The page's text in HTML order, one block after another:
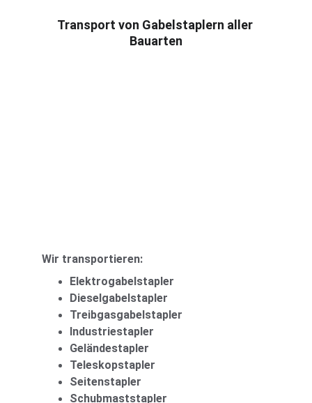
Transport von Gabelstaplern aller
Bauarten
Wir transportieren:
Elektrogabelstapler
Dieselgabelstapler
Treibgasgabelstapler
Industriestapler
Geländestapler
Teleskopstapler
Seitenstapler
Schubmaststapler